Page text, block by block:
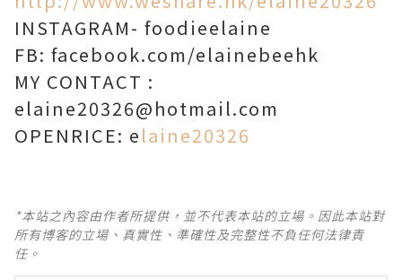
INSTAGRAM- foodieelaine
FB: facebook.com/elainebeehk
MY CONTACT :
elaine20326@hotmail.com
OPENRICE: elaine20326
*本站之內容由作者所提供，並不代表本站的立場。因此本站對
所有博客的立場、真實性、準確性及完整性不負任何法律責
任。